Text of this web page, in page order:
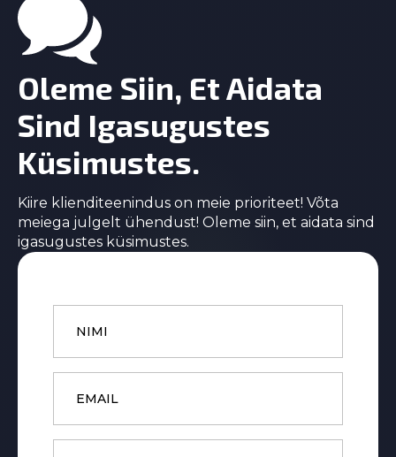
Oleme Siin, Et Aidata
Sind Igasugustes
Küsimustes.
Kiire klienditeenindus on meie prioriteet! Võta
meiega julgelt ühendust! Oleme siin, et aidata sind
igasugustes küsimustes.
Name
Email
Phone